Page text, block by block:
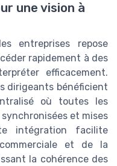
une vision à
entreprises repose
rapidement à des
efficacement.
dirigeants bénéficient
où toutes les
et mises
intégration facilite
et de la
la cohérence des